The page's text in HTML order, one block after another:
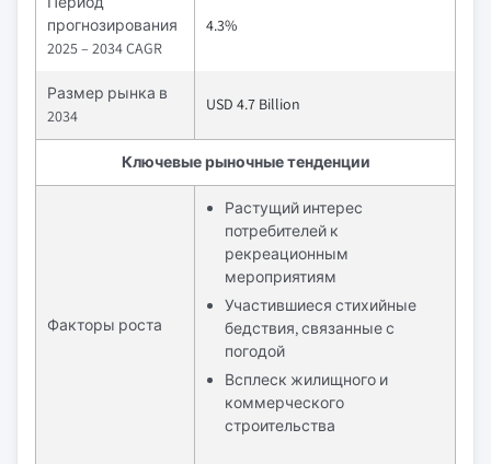
прогнозирования
2025 – 2034 CAGR
4.3%
Размер рынка в
2034
USD 4.7 Billion
Ключевые рыночные тенденции
Факторы роста
Растущий интерес
потребителей к
рекреационным
мероприятиям
Участившиеся стихийные
бедствия, связанные с
погодой
Всплеск жилищного и
коммерческого
строительства